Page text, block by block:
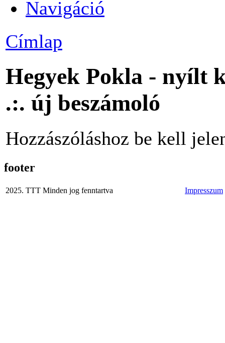
Navigáció
Címlap
Hegyek Pokla - nyílt
.:. új beszámoló
Hozzászóláshoz be kell
footer
2025. TTT Minden jog fenntartva Impresszum